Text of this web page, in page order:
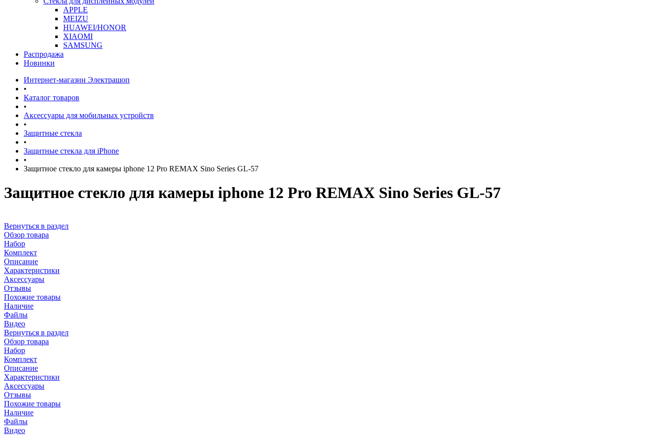
APPLE
MEIZU
HUAWEI/HONOR
XIAOMI
SAMSUNG
Распродажа
Новинки
Интернет-магазин Электрашоп
•
Каталог товаров
•
Аксессуары для мобильных устройств
•
Защитные стекла
•
Защитные стекла для iPhone
•
Защитное стекло для камеры iphone 12 Pro REMAX Sino Series GL-57
Защитное стекло для камеры iphone 12 Pro REMAX Sino Series GL-57
Вернуться в раздел
Обзор товара
Набор
Комплект
Описание
Характеристики
Аксессуары
Отзывы
Похожие товары
Наличие
Файлы
Видео
Вернуться в раздел
Обзор товара
Набор
Комплект
Описание
Характеристики
Аксессуары
Отзывы
Похожие товары
Наличие
Файлы
Видео